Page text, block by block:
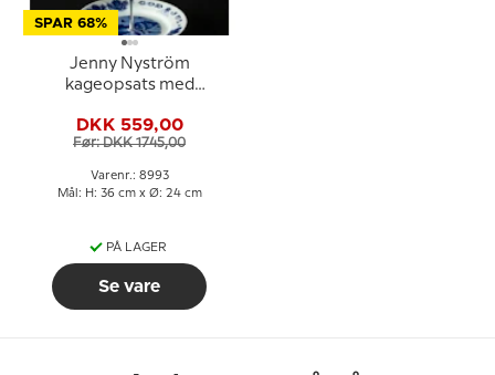
SPAR 68%
Jenny Nyström
kageopsats med
DKK 559,00
Før: DKK 1745,00
Varenr.: 8993
Mål: H: 36 cm x Ø: 24 cm
PÅ LAGER
Se vare